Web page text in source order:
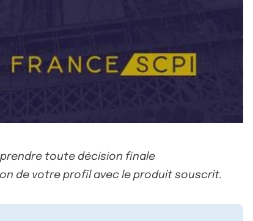
toute décision finale
de votre profil avec le produit souscrit.